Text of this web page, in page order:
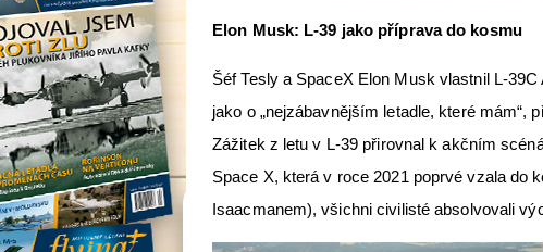
Elon Musk: L-39 jako příprava do kosmu
Šéf Tesly a SpaceX Elon Musk vlastnil L-
jako o „nejzábavnějším letadle, které mám“,
Zážitek z letu v L-39 přirovnal k akčním
Space X, která v roce 2021 poprvé vzala do
Isaacmanem), všichni civilisté absolvovali